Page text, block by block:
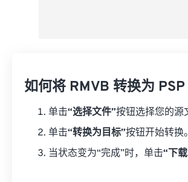
如何将 RMVB 转换为 PSP
单击“选择文件”按钮选择您的源
单击“转换为目标”按钮开始转换。
当状态变为“完成”时，单击“下